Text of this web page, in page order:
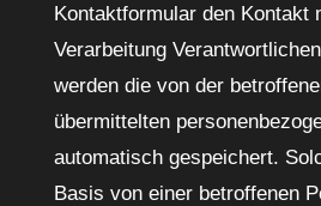
Kontaktformular den Kontakt
Verarbeitung
werden die von der
übermittelten
automatisch gespeichert.
Basis von einer betroffenen